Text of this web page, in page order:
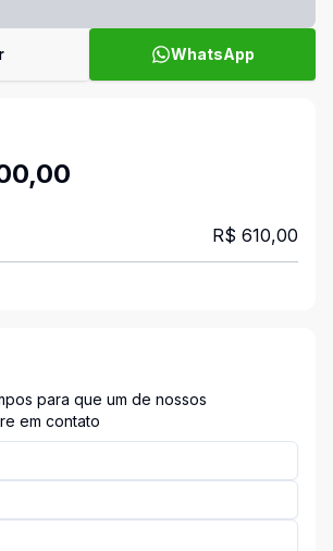
WhatsApp
R$ 610,00
para que um de nossos
em contato